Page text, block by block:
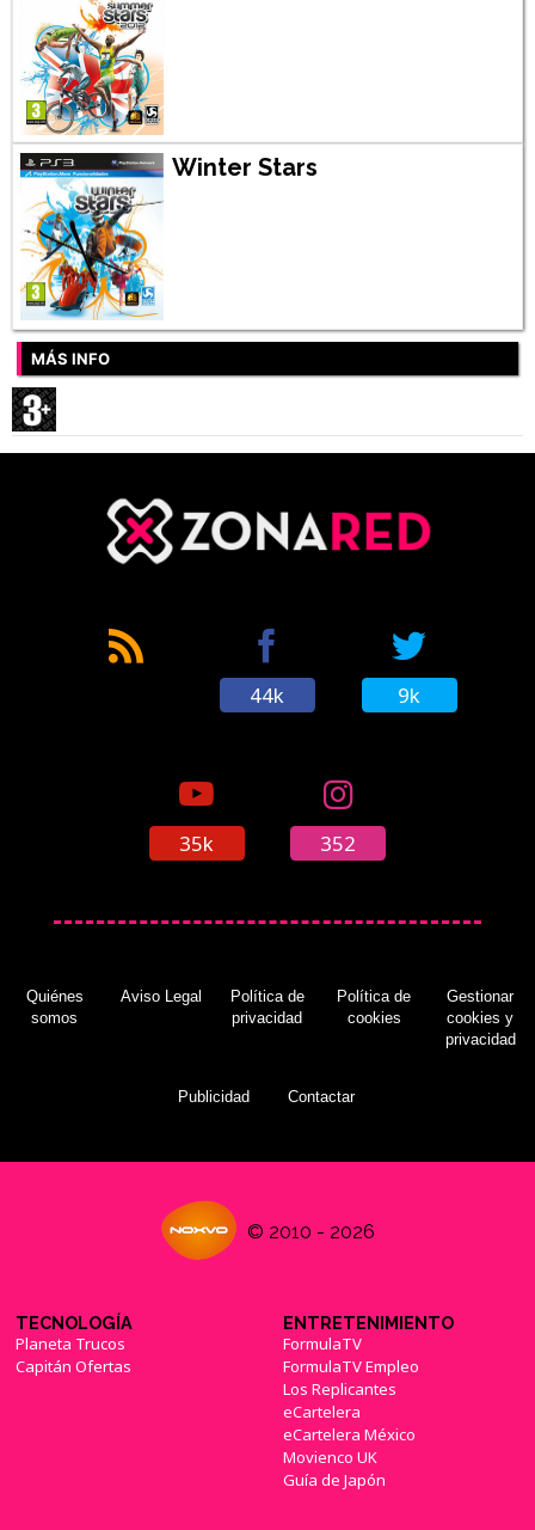
Winter Stars
MÁS INFO
44k 9k
35k 352
Quiénes
somos
Aviso Legal
Política de
privacidad
Política de
cookies
Gestionar
cookies y
privacidad
Publicidad Contactar
© 2010 - 2026
TECNOLOGÍA
Planeta Trucos
Capitán Ofertas
ENTRETENIMIENTO
FormulaTV
FormulaTV Empleo
Los Replicantes
eCartelera
eCartelera México
Movienco UK
Guía de Japón